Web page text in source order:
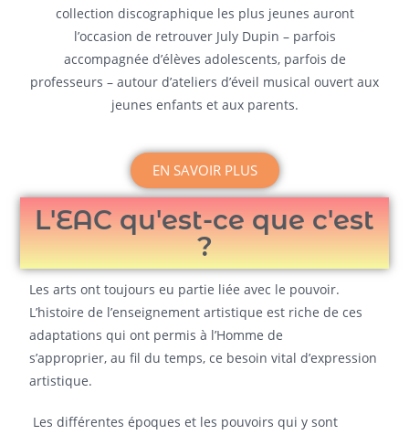
collection discographique les plus jeunes auront
l’occasion de retrouver July Dupin – parfois
accompagnée d’élèves adolescents, parfois de
professeurs – autour d’ateliers d’éveil musical ouvert aux
jeunes enfants et aux parents.
EN SAVOIR PLUS
L'EAC qu'est-ce que c'est
?
Les arts ont toujours eu partie liée avec le pouvoir.
L’histoire de l’enseignement artistique est riche de ces
adaptations qui ont permis à l’Homme de
s’approprier, au fil du temps, ce besoin vital d’expression
artistique.
Les différentes époques et les pouvoirs qui y sont